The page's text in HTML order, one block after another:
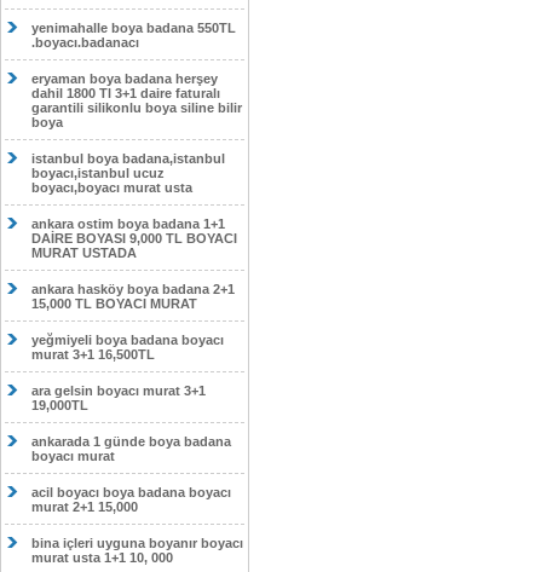
yenimahalle boya badana 550TL
.boyacı.badanacı
eryaman boya badana herşey
dahil 1800 Tl 3+1 daire faturalı
garantili silikonlu boya siline bilir
boya
istanbul boya badana,istanbul
boyacı,istanbul ucuz
boyacı,boyacı murat usta
ankara ostim boya badana 1+1
DAİRE BOYASI 9,000 TL BOYACI
MURAT USTADA
ankara hasköy boya badana 2+1
15,000 TL BOYACI MURAT
yeğmiyeli boya badana boyacı
murat 3+1 16,500TL
ara gelsin boyacı murat 3+1
19,000TL
ankarada 1 günde boya badana
boyacı murat
acil boyacı boya badana boyacı
murat 2+1 15,000
bina içleri uyguna boyanır boyacı
murat usta 1+1 10, 000